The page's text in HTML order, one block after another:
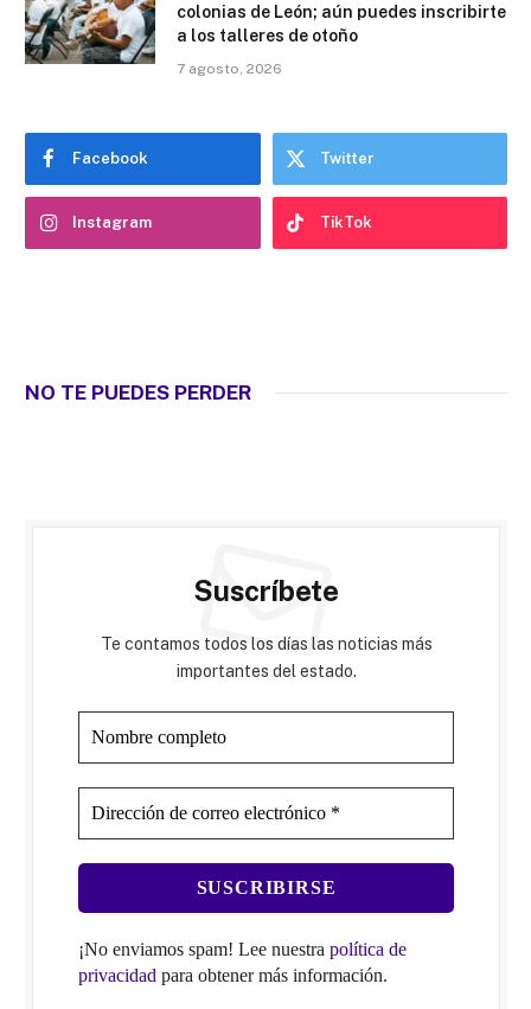
colonias de León; aún puedes inscribirte
a los talleres de otoño
7 agosto, 2026
Facebook Twitter
Instagram TikTok
NO TE PUEDES PERDER
Suscríbete
Te contamos todos los días las noticias más
importantes del estado.
¡No enviamos spam! Lee nuestra política de
privacidad para obtener más información.